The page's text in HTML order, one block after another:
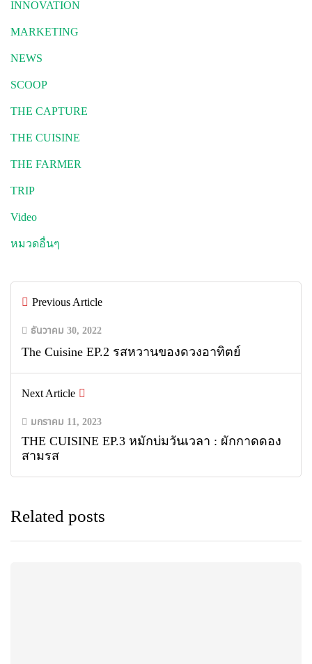
INNOVATION
MARKETING
NEWS
SCOOP
THE CAPTURE
THE CUISINE
THE FARMER
TRIP
Video
หมวดอื่นๆ
Previous Article
ธันวาคม 30, 2022
The Cuisine EP.2 รสหวานของดวงอาทิตย์
Next Article
มกราคม 11, 2023
THE CUISINE EP.3 หมักบ่มวันเวลา : ผักกาดดอง
สามรส
Related posts